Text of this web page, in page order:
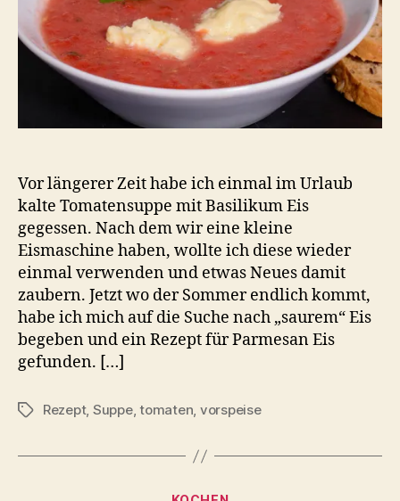
Vor längerer Zeit habe ich einmal im Urlaub
kalte Tomatensuppe mit Basilikum Eis
gegessen. Nach dem wir eine kleine
Eismaschine haben, wollte ich diese wieder
einmal verwenden und etwas Neues damit
zaubern. Jetzt wo der Sommer endlich kommt,
habe ich mich auf die Suche nach „saurem“ Eis
begeben und ein Rezept für Parmesan Eis
gefunden. […]
Schlagwörter
Rezept, Suppe,tomaten, vorspeise
Kategorien